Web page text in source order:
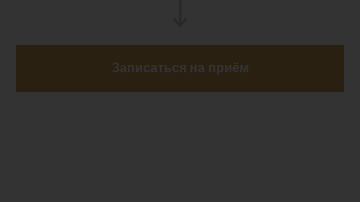
Записаться на приём